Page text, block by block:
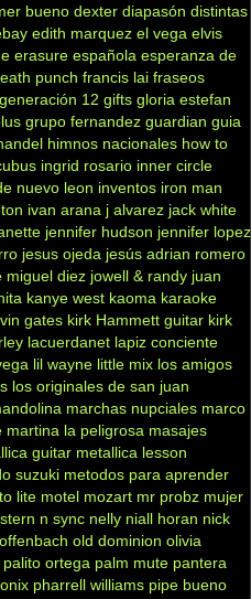
bueno dexter diapasón distintas
edith marquez el vega elvis
erasure española esperanza de
punch francis lai fraseos
generación 12 gifts gloria estefan
grupo fernandez guardian guia
himnos nacionales how to
ingrid rosario inner circle
nuevo leon inventos iron man
ivan arana j alvarez jack white
jennifer hudson jennifer lopez
jesus ojeda jesús adrian romero
miguel diez jowell & randy juan
kanye west kaoma karaoke
gates kirk Hammett guitar kirk
lacuerdanet lapiz conciente
lil wayne little mix los amigos
los originales de san juan
marchas nupciales marco
martina la peligrosa masajes
guitar metallica lesson
suzuki metodos para aprender
lite motel mozart mr probz mujer
n sync nelly niall horan nick
offenbach old dominion olivia
palito ortega palm mute pantera
pharrell williams pipe bueno